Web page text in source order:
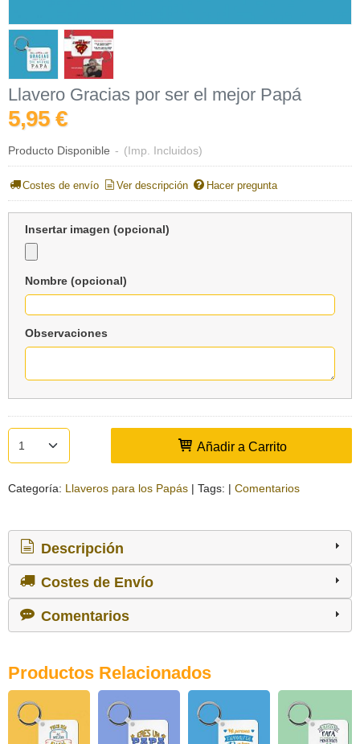
Llavero Gracias por ser el mejor Papá
5,95 €
Producto Disponible - (Imp. Incluidos)
Costes de envío Ver descripción Hacer pregunta
Insertar imagen (opcional)
Nombre (opcional)
Observaciones
Añadir a Carrito
Categoría: Llaveros para los Papás | Tags: | Comentarios
Descripción
Costes de Envío
Comentarios
Productos Relacionados